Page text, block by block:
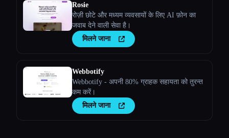
Rosie
रोज़ी छोटे और मध्यम व्यवसायों के लिए AI फ़ोन का
जवाब देने वाली सेवा है।
मिलने जाना
Webbotify
Webbotify - अपनी 80% ग्राहक सहायता को तुरन्त
कम करें।
मिलने जाना